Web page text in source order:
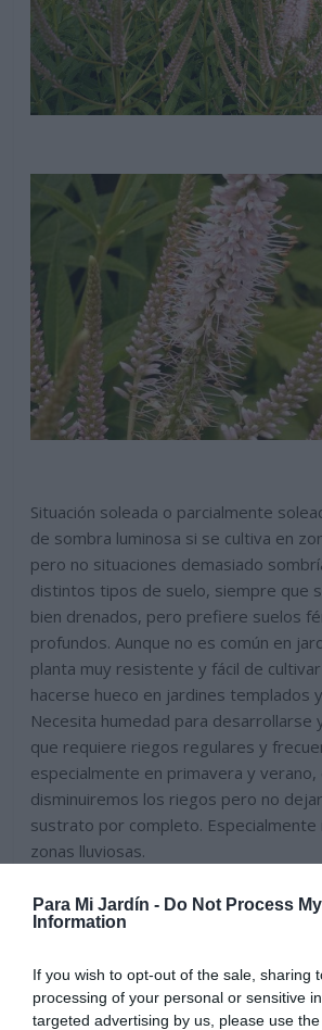
Para Mi Jardín - Do Not Process
Information
If you wish to opt-out of the sale, sharing
processing of your personal or sensitive
targeted advertising by us, please use
Situación soleada o parcialmente
de sombra luminosa si se cultiva en
pero no situaciones demasiado
distintos tipos de suelo, siempre que
bien drenados, pero prefiere suelos
profundos. Aunque no es común en
planta muy resistente y fácil de
hacerse hueco en jardines templados
Necesita humedad para desarrollarse
que requiere riegos regulares y
especialmente en primavera y verano,
disminuiremos los riegos pero no
sustrato por completo. Especialmente
zonas lluviosas.